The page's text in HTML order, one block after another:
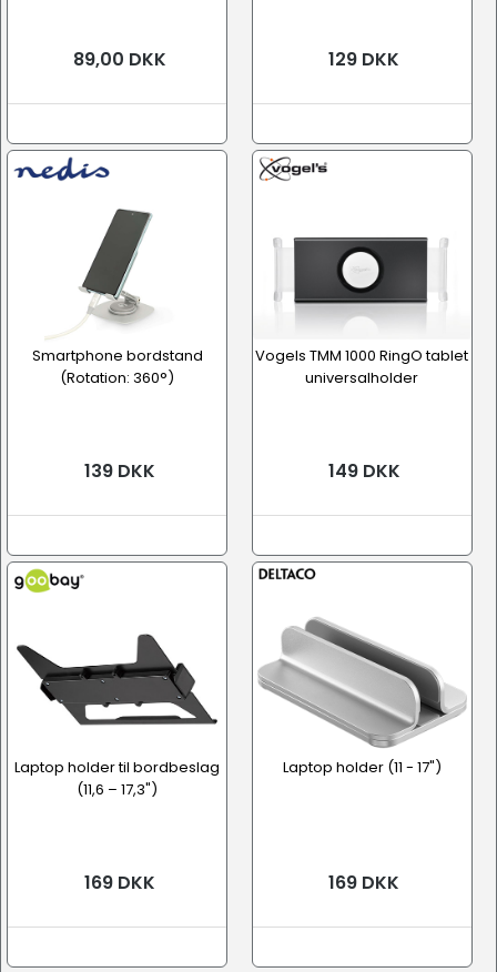
89,00 DKK 129 DKK
Smartphone bordstand
(Rotation: 360°)
139 DKK
Vogels TMM 1000 RingO tablet
universalholder
149 DKK
Laptop holder til bordbeslag
(11,6 – 17,3")
169 DKK
Laptop holder (11 - 17")
169 DKK